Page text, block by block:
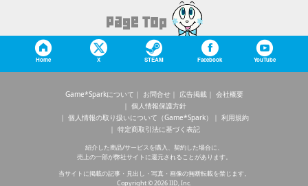
Home X STEAM Facebook YouTube
Game*Sparkについて お問合せ 広告掲載
会社概要
個人情報保護方針
個人情報の取り扱いについて（Game*Spark）
利用規約
特定商取引法に基づく表記
紹介した商品/サービスを購入、契約した場合に、
売上の一部が弊社サイトに還元されることがあります。
当サイトに掲載の記事・見出し・写真・画像の無断転載を禁じます。
Copyright © 2026 IID, Inc.